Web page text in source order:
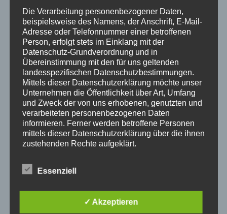
Alle Shop Infos
Mein Konto
Zahlungsarten
Versand & Lieferung
Widerruf
Widerruf erklären
AGB
Impressum
Datenschutzerklärung
Pferdeklinik Mühlen GmbH
Die Verarbeitung personenbezogener Daten,
beispielsweise des Namens, der Anschrift, E-Mail-
Adresse oder Telefonnummer einer betroffenen
Person, erfolgt stets im Einklang mit der
Datenschutz-Grundverordnung und in
Übereinstimmung mit den für uns geltenden
landesspezifischen Datenschutzbestimmungen.
Mittels dieser Datenschutzerklärung möchte unser
Unternehmen die Öffentlichkeit über Art, Umfang
und Zweck der von uns erhobenen, genutzten und
verarbeiteten personenbezogenen Daten
informieren. Ferner werden betroffene Personen
mittels dieser Datenschutzerklärung über die ihnen
zustehenden Rechte aufgeklärt.
Wir haben als für die Verarbeitung Verantwortlicher
zahlreiche technische und organisatorische
lückenlosen Schutz der über diese Internetseite
verarbeiteten personenbezogenen Daten
Essenziell
✓ Akzeptieren